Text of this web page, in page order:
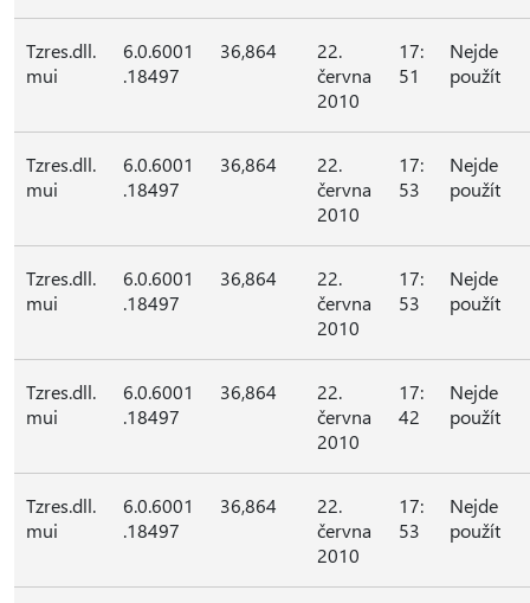
Tzres.dll.
mui
6.0.6001
.18497
36,864
22.
června
2010
17:
51
Nejde
použít
Tzres.dll.
mui
6.0.6001
.18497
36,864
22.
června
2010
17:
53
Nejde
použít
Tzres.dll.
mui
6.0.6001
.18497
36,864
22.
června
2010
17:
53
Nejde
použít
Tzres.dll.
mui
6.0.6001
.18497
36,864
22.
června
2010
17:
42
Nejde
použít
Tzres.dll.
mui
6.0.6001
.18497
36,864
22.
června
2010
17:
53
Nejde
použít